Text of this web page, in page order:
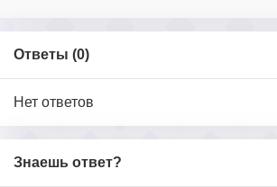
Ответы (0)
Нет ответов
Знаешь ответ?